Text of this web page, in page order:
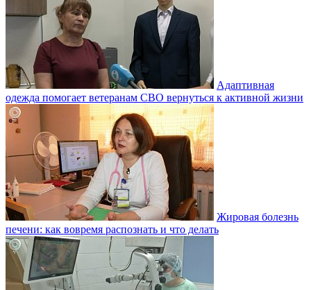
Адаптивная
одежда помогает ветеранам СВО вернуться к активной жизни
Жировая болезнь
печени: как вовремя распознать и что делать